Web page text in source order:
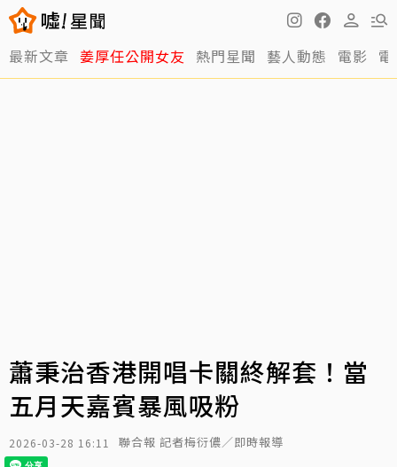
最新文章 姜厚任公開女友 熱門星聞 藝人動態 電影
蕭秉治香港開唱卡關終解套！當
五月天嘉賓暴風吸粉
2026-03-28 16:11 聯合報 記者梅衍儂／即時報導